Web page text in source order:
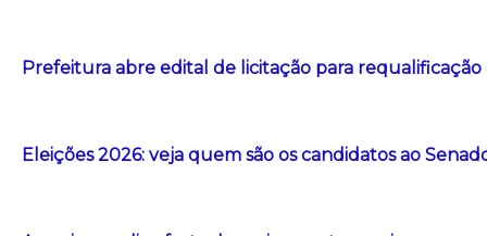
Prefeitura abre edital de licitação para
Eleições 2026: veja quem são os candidatos ao